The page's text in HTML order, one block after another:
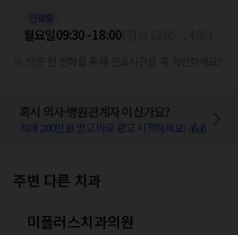
진료중
월요일09:30 - 18:00
혹시 의사·병원관계자 이신가요?
최대 200만원 받고 바로 광고 시작하세요! 💰💰
주변 다른 치과
미플러스치과의원